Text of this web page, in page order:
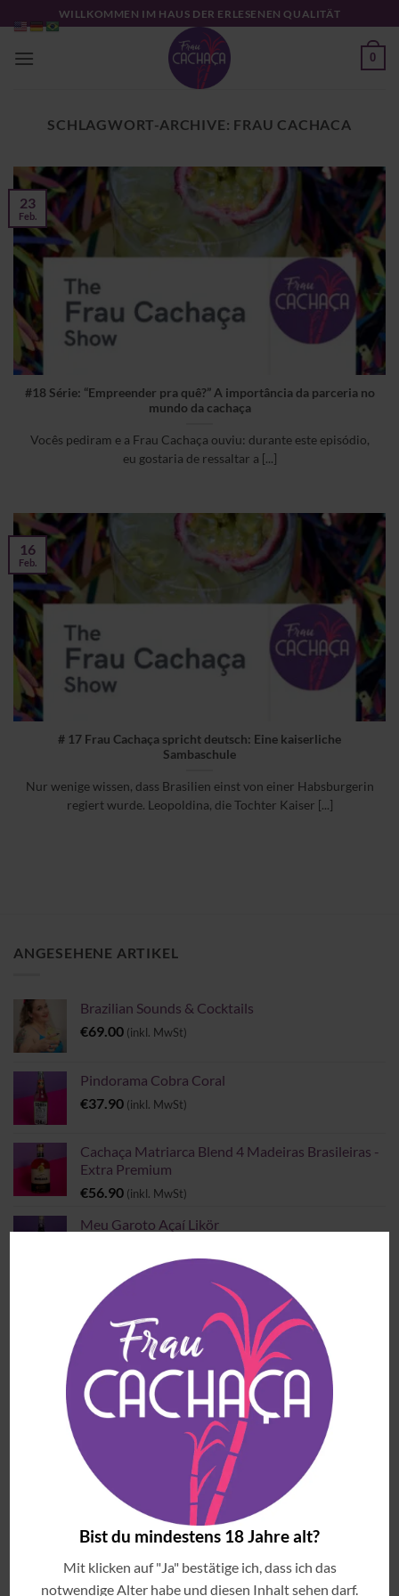
Bist du mindestens 18 Jahre alt?
Mit klicken auf "Ja" bestätige ich, dass ich das
notwendige Alter habe und diesen Inhalt sehen darf.
Inhalt
springen
WILLKOMMEN IM HAUS DER ERLESENEN QUALITÄT
0
SCHLAGWORT-ARCHIVE: FRAU CACHACA
#18 Série: “Empreender pra quê?” A importância da parceria no
mundo da cachaça
Vocês pediram e a Frau Cachaça ouviu: durante este episódio,
eu gostaria de ressaltar a [...]
23
Feb.
# 17 Frau Cachaça spricht deutsch: Eine kaiserliche
Sambaschule
Nur wenige wissen, dass Brasilien einst von einer Habsburgerin
regiert wurde. Leopoldina, die Tochter Kaiser [...]
16
Feb.
ANGESEHENE ARTIKEL
Brazilian Sounds & Cocktails
€69.00 (inkl. MwSt)
Pindorama Cobra Coral
€37.90 (inkl. MwSt)
Cachaça Matriarca Blend 4 Madeiras Brasileiras -
Extra Premium
€56.90 (inkl. MwSt)
Meu Garoto Açaí Likör
MEISTVERKAUFTE ARTIKEL
Blauer Frizzante Principe
€14.90 (inkl. MwSt)
Copo Americano Serie
€
Preisspanne:
€4.00
€6.00
(inkl. MwSt)
Jambuzera
€33.90 –€54.90Preisspanne:
bis
€54.90
(inkl. MwSt)